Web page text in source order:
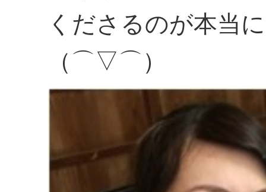
くださるのが本当
（⌒▽⌒）